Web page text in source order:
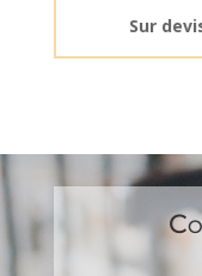
Sur